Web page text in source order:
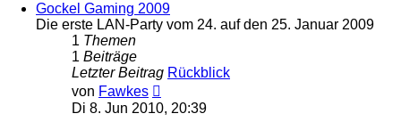
Gockel Gaming 2009
Die erste LAN-Party vom 24. auf den 25. Januar 2009
1 Themen
1 Beiträge
Letzter Beitrag Rückblick
von Fawkes
Beitrag
Di 8. Jun 2010, 20:39